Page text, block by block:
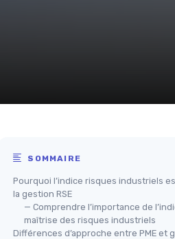
SOMMAIRE
Pourquoi l’indice risques industriels
la gestion RSE
— Comprendre l’importance de
maîtrise des risques industriels
Différences d’approche entre PME et